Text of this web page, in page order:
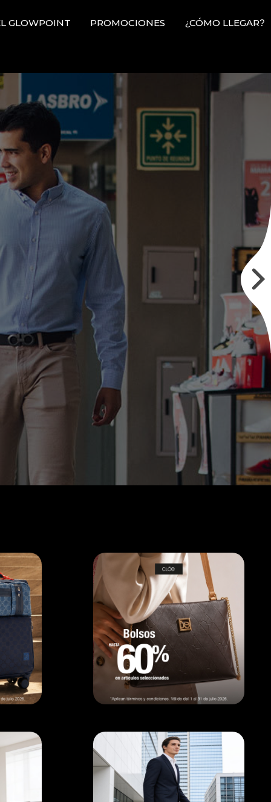
GLOWPOINT PROMOCIONES ¿CÓMO LLEGAR?